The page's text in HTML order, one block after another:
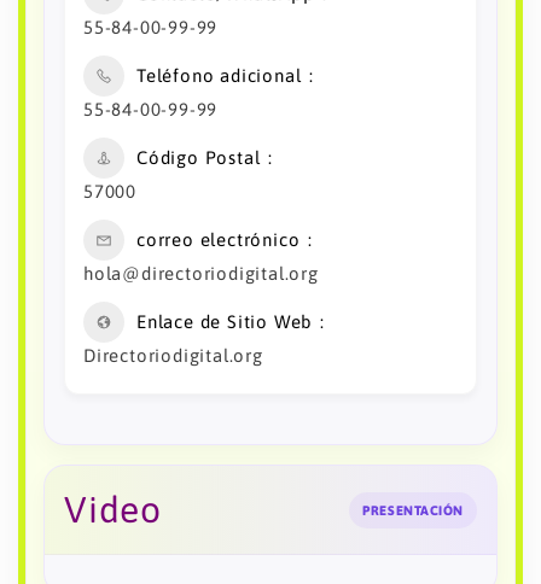
55-84-00-99-99
Teléfono adicional
55-84-00-99-99
Código Postal
57000
correo electrónico
hola@directoriodigital.org
Enlace de Sitio Web
Directoriodigital.org
Video PRESENTACIÓN